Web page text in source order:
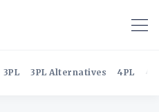
3PL 3PL Alternatives 4PL